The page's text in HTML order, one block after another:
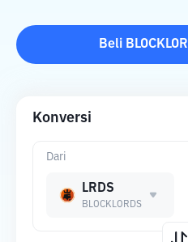
Beli
Konversi
Dari
LRDS
BLOCKLORDS